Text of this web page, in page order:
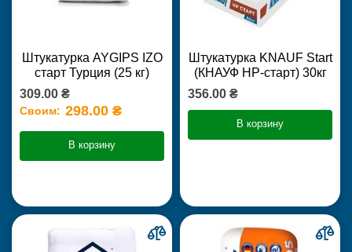
Штукатурка AYGIPS IZO
старт Турция (25 кг)
309.00 ₴
Своим: 298.00 ₴
В корзину
Штукатурка KNAUF Start
(КНАУФ НР-старт) 30кг
356.00 ₴
В корзину